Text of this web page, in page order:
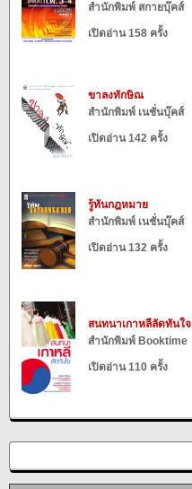
สำนักพิมพ์ สกายบุ๊คส์
เปิดอ่าน 158 ครั้ง
ขาลงทักษิณ
สำนักพิมพ์ เนชั่นบุ๊คส์
เปิดอ่าน 142 ครั้ง
รู้ทันกฎหมาย
สำนักพิมพ์ เนชั่นบุ๊คส์
เปิดอ่าน 132 ครั้ง
สนทนาเกาหลีลัดทันใจ
สำนักพิมพ์ Booktime
เปิดอ่าน 110 ครั้ง